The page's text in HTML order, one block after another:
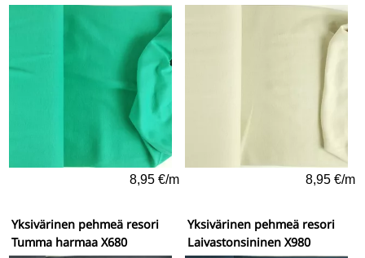
8,95 €/m 8,95 €/m
Yksivärinen pehmeä resori
Tumma harmaa X680
Yksivärinen pehmeä resori
Laivastonsininen X980